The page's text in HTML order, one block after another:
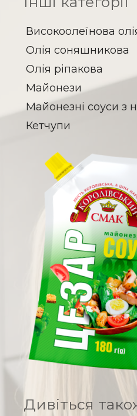
Високоолеїнова
Олія соняшникова
Олія ріпакова
Майонези
Майонезні соуси з
Кетчупи
Заправка для борщу
Паста томатна
Кислота оцтова
Соєві соуси
Овочеві консерви
Вироби макаронні
Халва соняшникова
Молоко згущене
Дивіться